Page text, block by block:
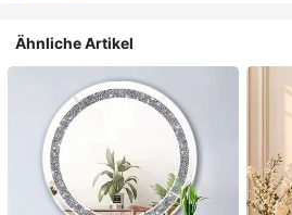
Ähnliche Artikel